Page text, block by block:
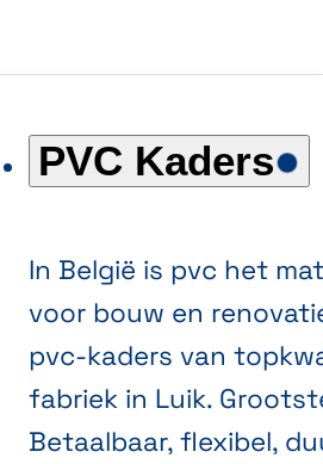
PVC Kaders
In België is pvc het
voor bouw en
pvc-kaders van
fabriek in Luik.
Betaalbaar, flexibel,